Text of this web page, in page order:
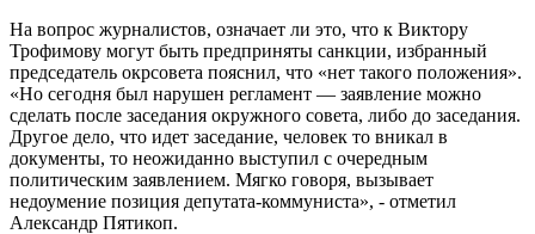
На вопрос журналистов, означает ли это, что к Виктору
Трофимову могут быть предприняты санкции, избранный
председатель окрсовета пояснил, что «нет такого положения».
«Но сегодня был нарушен регламент — заявление можно
сделать после заседания окружного совета, либо до заседания.
Другое дело, что идет заседание, человек то вникал в
документы, то неожиданно выступил с очередным
политическим заявлением. Мягко говоря, вызывает
недоумение позиция депутата-коммуниста», - отметил
Александр Пятикоп.